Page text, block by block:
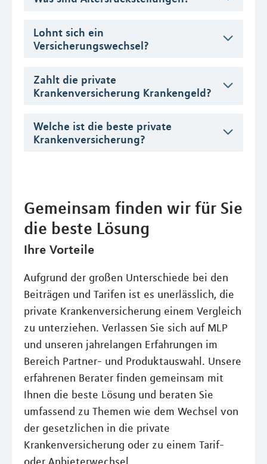
Lohnt sich ein
Versicherungswechsel?
Zahlt die private
Krankenversicherung Krankengeld?
Welche ist die beste private
Krankenversicherung?
Gemeinsam finden wir für Sie
die beste Lösung
Ihre Vorteile
Aufgrund der großen Unterschiede bei den
Beiträgen und Tarifen ist es unerlässlich, die
private Krankenversicherung einem Vergleich
zu unterziehen. Verlassen Sie sich auf MLP
und unseren jahrelangen Erfahrungen im
Bereich Partner- und Produktauswahl. Unsere
erfahrenen Berater finden gemeinsam mit
Ihnen die beste Lösung und beraten Sie
umfassend zu Themen wie dem Wechsel von
der gesetzlichen in die private
Krankenversicherung oder zu einem Tarif-